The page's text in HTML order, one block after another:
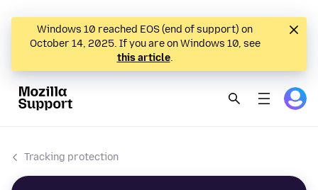
Windows 10 reached EOS (end of support) on
October 14, 2025. If you are on Windows 10, see
this article.
Tracking protection